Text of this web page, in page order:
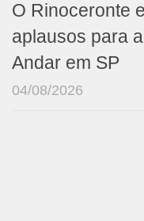
O Rinoceronte
aplausos para
Andar em SP
04/08/2026